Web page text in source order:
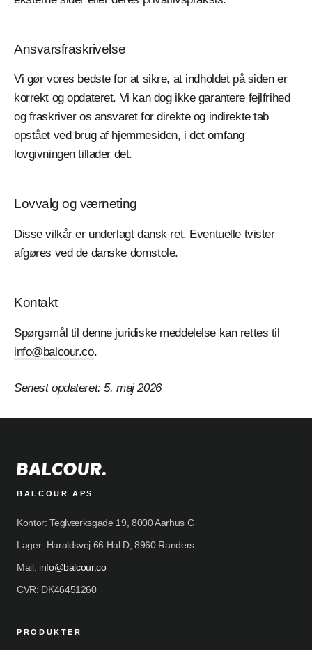
Ansvarsfraskrivelse
Vi gør vores bedste for at sikre, at indholdet på siden er
korrekt og opdateret. Vi kan dog ikke garantere fejlfrihed
og fraskriver os ansvaret for direkte og indirekte tab
opstået ved brug af hjemmesiden, i det omfang
lovgivningen tillader det.
Lovvalg og værneting
Disse vilkår er underlagt dansk ret. Eventuelle tvister
afgøres ved de danske domstole.
Kontakt
Spørgsmål til denne juridiske meddelelse kan rettes til
info@balcour.co.
Senest opdateret: 5. maj 2026
BALCOUR APS
Kontor: Teglværksgade 19, 8000 Aarhus C
Lager: Haraldsvej 66 Hal D, 8960 Randers
Mail: info@balcour.co
CVR: DK46451260
PRODUKTER